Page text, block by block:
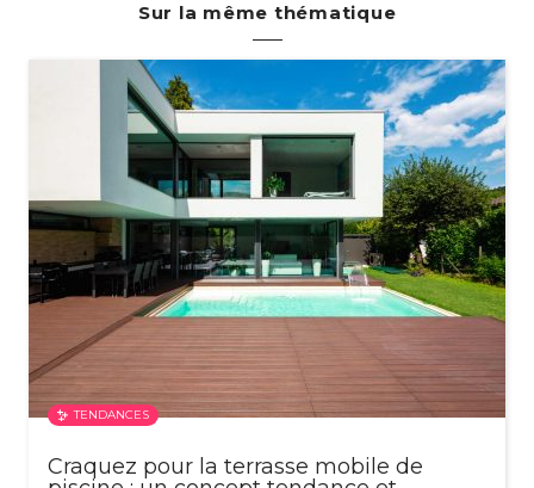
Sur la même thématique
TENDANCES
Craquez pour la terrasse mobile de